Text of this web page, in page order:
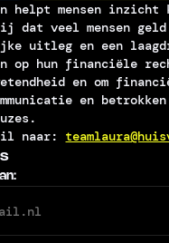
helpt mensen
veel mensen geld
uitleg en een
op hun financiële
en om
en
naar: